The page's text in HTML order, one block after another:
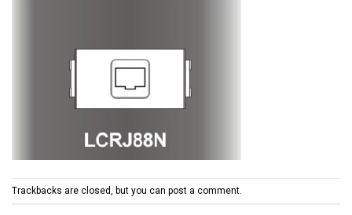
Trackbacks are closed, but you can post a comment